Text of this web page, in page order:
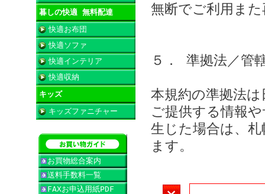
暮しの快適 無料配達
快適お布団
快適ソファ
快適インテリア
快適収納
キッズ
キッズファニチャー
お買物総合案内
送料手数料一覧
FAXお申込用紙PDF
無断でご利用ま
５． 準拠法／管
本規約の準拠法
ご提供する情報
生じた場合は、
ます。